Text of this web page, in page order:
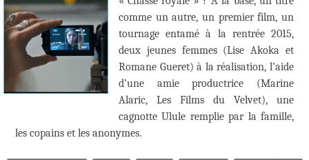
comme un autre, un premier film, un
tournage entamé à la rentrée 2015,
deux jeunes femmes (Lise Akoka et
Romane Gueret) à la réalisation, l’aide
d’une amie productrice (Marine
Alaric, Les Films du Velvet), une
cagnotte Ulule remplie par la famille,
les copains et les anonymes.